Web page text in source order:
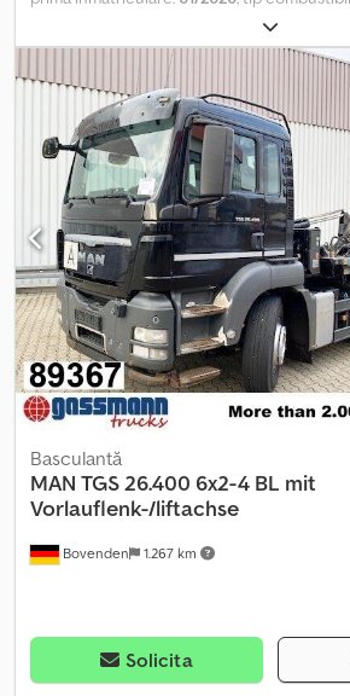
, configurație ax:2 axe
angrenaj:mecanic, clasă de emisii:Euro 6,
4.000 mm , lățimea spațiului de
înălțime spațiu de încărcare:500 mm
Dotări:ABS, aer condiționat, filtru de
basculantă pe 3 părți, clapetă oscilantă
ancorare în zona de încărcare, și multe
Aer condiționat, cruise control, geamuri
exterioare electrice, -Finanțare și preluare
posibile -Livrare la înțelegere - 19% TVA
Skgrjpfx Abfer
Bovenden 1.267 km
Basculantă
MAN TGS 26.400 6x2-4 BL mit
Vorlauflenk-/liftachse
Solicita